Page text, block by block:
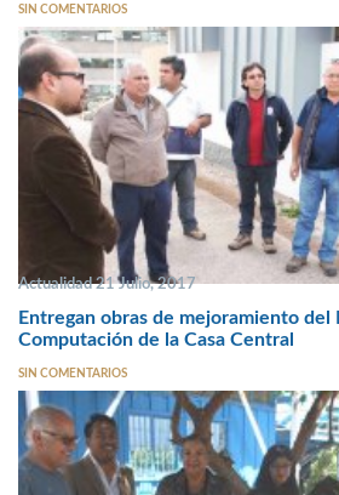
SIN COMENTARIOS
Actualidad 21 Julio, 2017
Entregan obras de mejoramiento del
Computación de la Casa Central
SIN COMENTARIOS